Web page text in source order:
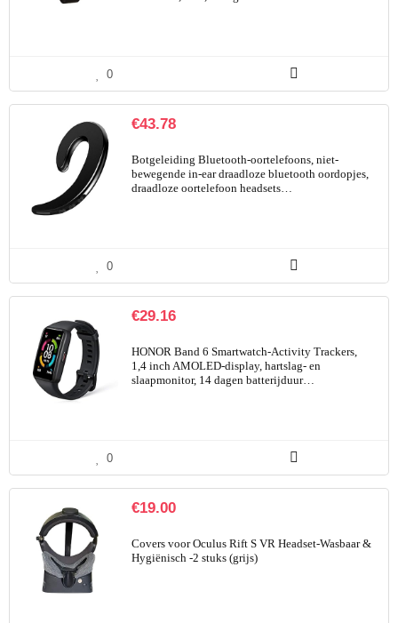
0
€43.78
Botgeleiding Bluetooth-oortelefoons, niet-
bewegende in-ear draadloze bluetooth oordopjes,
draadloze oortelefoon headsets…
0
€29.16
HONOR Band 6 Smartwatch-Activity Trackers,
1,4 inch AMOLED-display, hartslag- en
slaapmonitor, 14 dagen batterijduur…
0
€19.00
Covers voor Oculus Rift S VR Headset-Wasbaar &
Hygiënisch -2 stuks (grijs)